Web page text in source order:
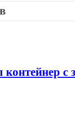
с